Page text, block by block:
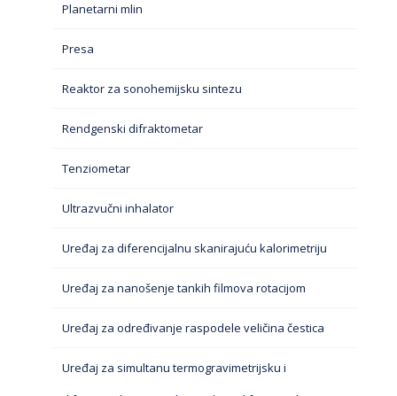
Planetarni mlin
Presa
Reaktor za sonohemijsku sintezu
Rendgenski difraktometar
Tenziometar
Ultrazvučni inhalator
Uređaj za diferencijalnu skanirajuću kalorimetriju
Uređaj za nanošenje tankih filmova rotacijom
Uređaj za određivanje raspodele veličina čestica
Uređaj za simultanu termogravimetrijsku i